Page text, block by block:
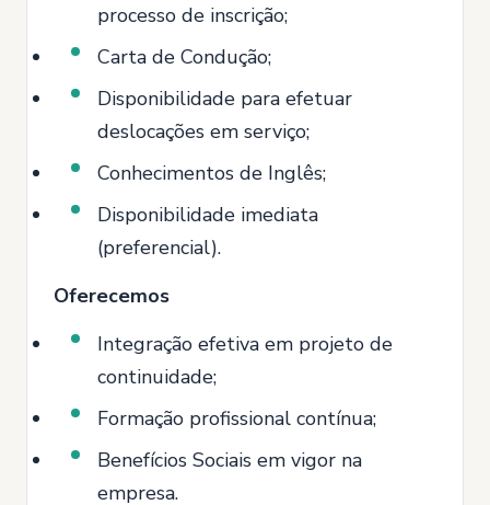
processo de inscrição;
Carta de Condução;
Disponibilidade para efetuar
deslocações em serviço;
Conhecimentos de Inglês;
Disponibilidade imediata
(preferencial).
Oferecemos
Integração efetiva em projeto de
continuidade;
Formação profissional contínua;
Benefícios Sociais em vigor na
empresa.